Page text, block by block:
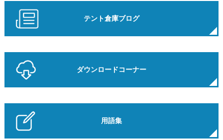
テント倉庫ブログ
ダウンロードコーナー
用語集